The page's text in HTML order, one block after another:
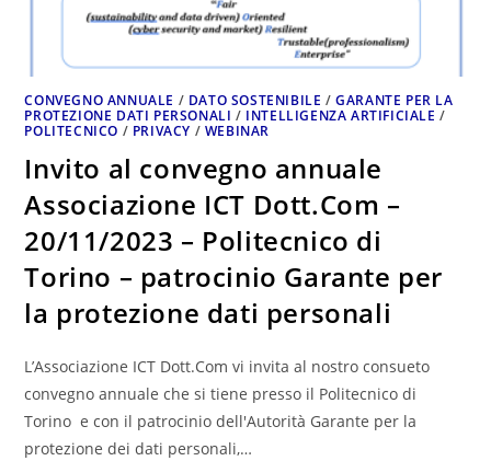
CONVEGNO ANNUALE / DATO SOSTENIBILE /GARANTE PER LA
PROTEZIONE DATI PERSONALI / INTELLIGENZA ARTIFICIALE /
POLITECNICO / PRIVACY / WEBINAR
Invito al convegno annuale
Associazione ICT Dott.Com –
20/11/2023 – Politecnico di
Torino – patrocinio Garante per
la protezione dati personali
L’Associazione ICT Dott.Com vi invita al nostro consueto
convegno annuale che si tiene presso il Politecnico di
Torino e con il patrocinio dell'Autorità Garante per la
protezione dei dati personali,…